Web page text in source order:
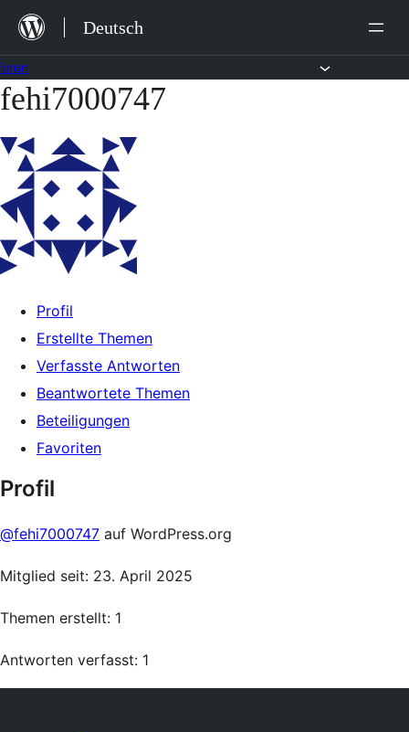
Zum
Inhalt
springen
Deutsch
Zum
springen
fehi7000747
Profil
Erstellte Themen
Verfasste Antworten
Beantwortete Themen
Beteiligungen
Favoriten
Profil
@fehi7000747 auf WordPress.org
Mitglied seit: 23. April 2025
Themen erstellt: 1
Antworten verfasst: 1